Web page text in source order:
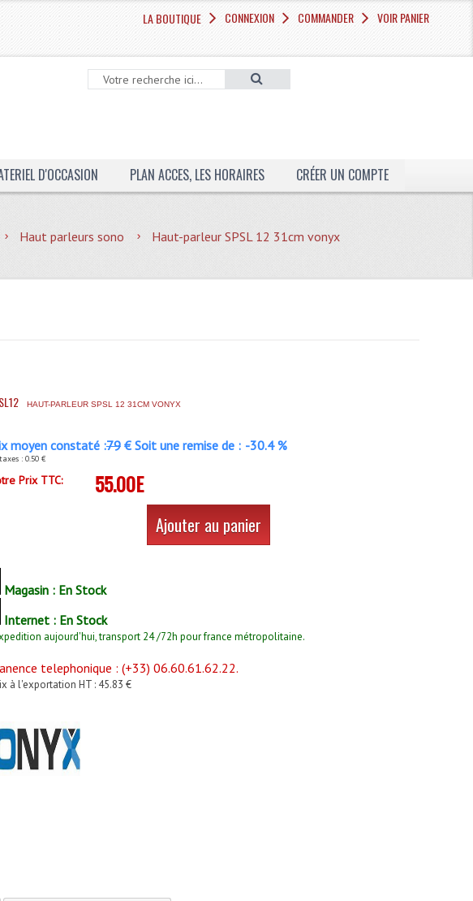
LA BOUTIQUE CONNEXION COMMANDER VOIR PANIER
D'OCCASION PLAN ACCES, LES HORAIRES CRÉER UN COMPTE
Haut parleurs sono Haut-parleur SPSL 12 31cm vonyx
HAUT-PARLEUR SPSL 12 31CM VONYX
moyen constaté :79€ Soit une remise de : -30.4 %
: 0.50 €
Prix TTC: 55.00E
Ajouter au panier
Magasin : En Stock
Internet : En Stock
aujourd'hui, transport 24 /72h pour france métropolitaine.
telephonique : (+33) 06.60.61.62.22.
à l'exportation HT : 45.83 €